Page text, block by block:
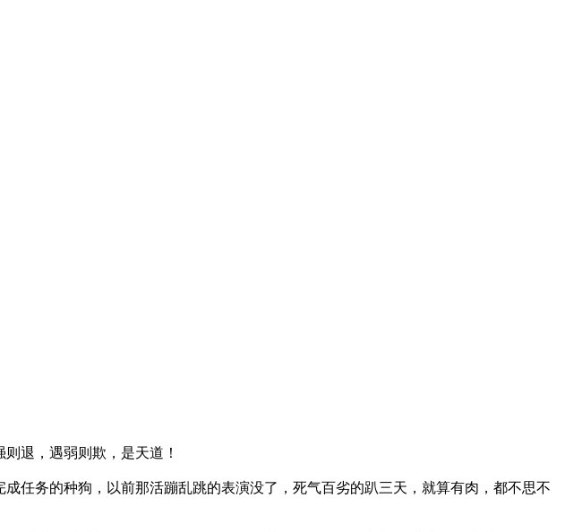
退，遇弱则欺，是天道！
务的种狗，以前那活蹦乱跳的表演没了，死气百劣的趴三天，就算有肉，都不思不